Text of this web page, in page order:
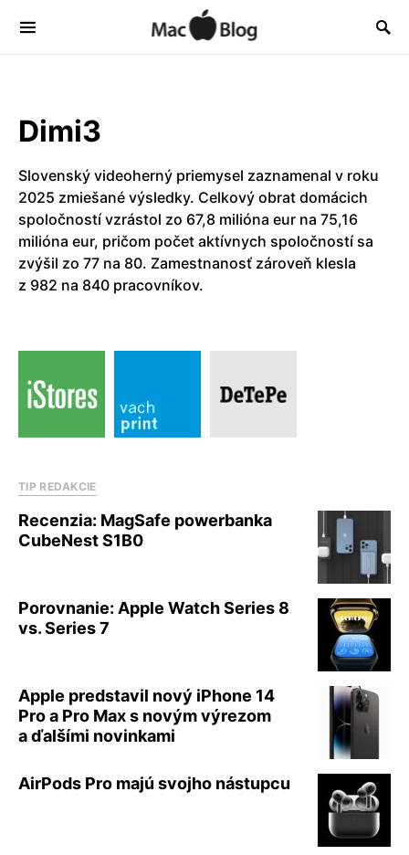
Dimi3
Slovenský videoherný priemysel zaznamenal v roku
2025 zmiešané výsledky. Celkový obrat domácich
spoločností vzrástol zo 67,8 milióna eur na 75,16
milióna eur, pričom počet aktívnych spoločností sa
zvýšil zo 77 na 80. Zamestnanosť zároveň klesla
z 982 na 840 pracovníkov.
TIP REDAKCIE
Recenzia: MagSafe powerbanka
CubeNest S1B0
Porovnanie: Apple Watch Series 8
vs. Series 7
Apple predstavil nový iPhone 14
Pro a Pro Max s novým výrezom
a ďalšími novinkami
AirPods Pro majú svojho nástupcu